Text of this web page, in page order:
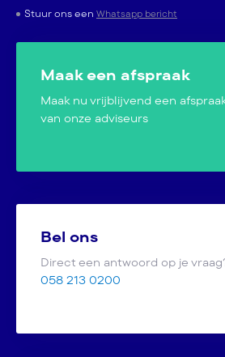
Stuur ons een Whatsapp bericht
Maak een afspraak
Maak nu vrijblijvend een
van onze adviseurs
Bel ons
Direct een antwoord op je
058 213 0200